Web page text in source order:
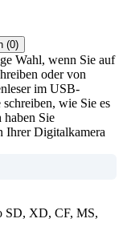
(0)
Wahl, wenn Sie auf
oder von
im USB-
wie Sie es
haben Sie
Ihrer Digitalkamera
SD, XD, CF, MS,